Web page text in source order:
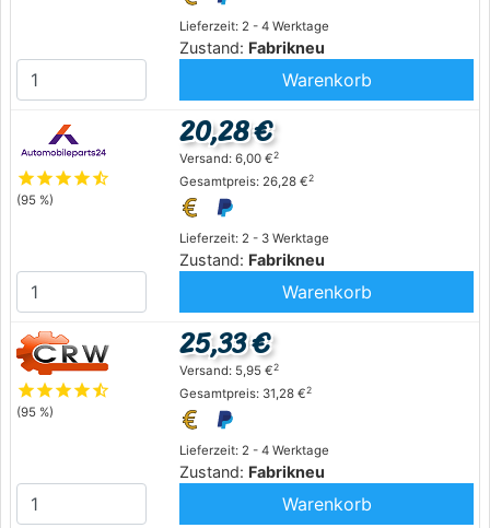
Lieferzeit: 2 - 4 Werktage
Zustand: Fabrikneu
Warenkorb
starstarstarstarstar_half
(95 %)
Lieferzeit: 2 - 3 Werktage
Zustand: Fabrikneu
20,28 €
Versand: 6,00 €2
Gesamtpreis: 26,28 €2
Warenkorb
starstarstarstarstar_half
(95 %)
Lieferzeit: 2 - 4 Werktage
Zustand: Fabrikneu
25,33 €
Versand: 5,95 €2
Gesamtpreis: 31,28 €2
Warenkorb